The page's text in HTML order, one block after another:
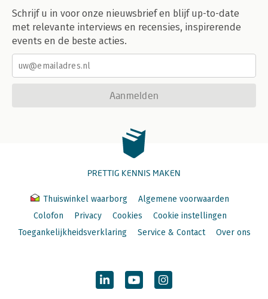
Schrijf u in voor onze nieuwsbrief en blijf up-to-date
met relevante interviews en recensies, inspirerende
events en de beste acties.
Aanmelden
PRETTIG KENNIS MAKEN
Thuiswinkel waarborg
Algemene voorwaarden
Colofon
Privacy Cookies
Cookie instellingen
Toegankelijkheidsverklaring
Service & Contact Over ons